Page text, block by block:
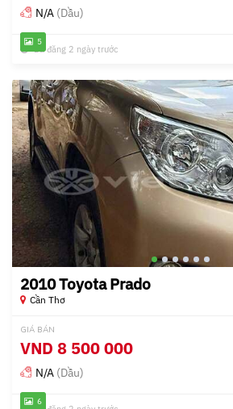
5
N/A (Dầu)
Đã đăng 2 ngày trước
6
2010 Toyota Prado
Cần Thơ
GIÁ BÁN
VND 8 500 000
N/A (Dầu)